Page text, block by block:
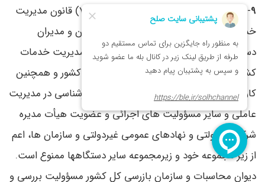
9
- عضویت همزمان مقامات موضوع ماده (71) قانون مدیریت
خدمات کشوری مصوب 8/ 7/ 1386 و معاونان و مدیران
دستگاههای اجرائی موضوع ماده (5) قانون مدیریت خدمات
کشوری و ماده (5) قانون محاسبات عمومی کشور و همچنین
کارکنان شاغل در کلیه پستهای مدیریتی و کارشناسی در مدیریت
عاملی و سایر مسؤولیت‌ های اجرائی و عضویت هیأت مدیره
شرکتهای دولتی و نهادهای عمومی غیردولتی و سازمان‌ ها، اعم
از زیر مجموعه خود و زیرمجموعه سایر دستگاهها ممنوع است.
دیوان محاسبات و سازمان بازرسی کل کشور مسؤولیت بررسی و